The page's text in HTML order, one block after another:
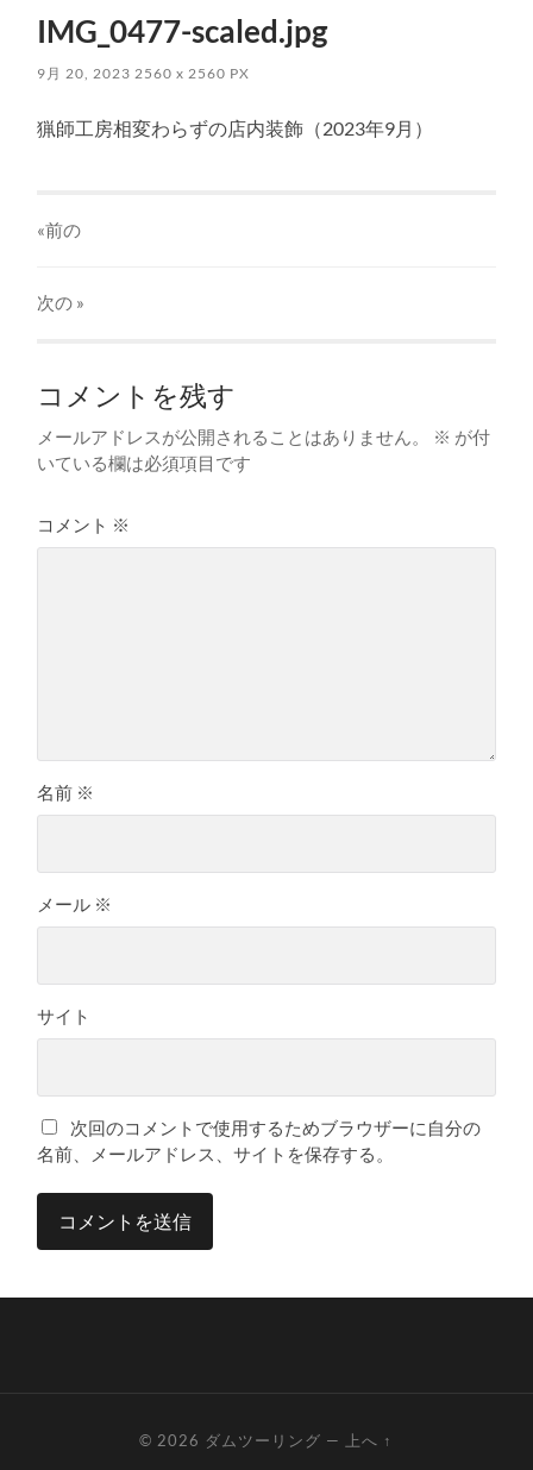
IMG_0477-scaled.jpg
9月 20, 2023 2560x 2560 PX
猟師工房相変わらずの店内装飾（2023年9月）
«前の
次の »
コメントを残す
メールアドレスが公開されることはありません。 ※ が付
いている欄は必須項目です
コメント ※
名前 ※
メール ※
サイト
次回のコメントで使用するためブラウザーに自分の
名前、メールアドレス、サイトを保存する。
© 2026 ダムツーリング — 上へ ↑